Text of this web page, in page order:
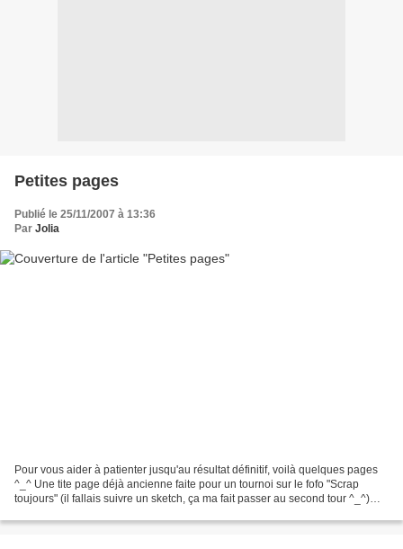
Petites pages
Publié le 25/11/2007 à 13:36
Par Jolia
Pour vous aider à patienter jusqu'au résultat définitif, voilà quelques pages
^_^ Une tite page déjà ancienne faite pour un tournoi sur le fofo "Scrap
toujours" (il fallais suivre un sketch, ça ma fait passer au second tour ^_^)